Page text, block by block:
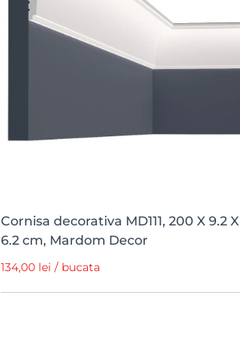
Cornisa decorativa MD111, 200 X 9.2 X
6.2 cm, Mardom Decor
134,00 lei / bucata